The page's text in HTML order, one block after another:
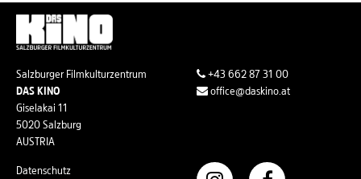
Salzburger Filmkulturzentrum
DAS KINO
Giselakai 11
5020 Salzburg
AUSTRIA
+43 662 87 31 00
office@daskino.at
Datenschutz